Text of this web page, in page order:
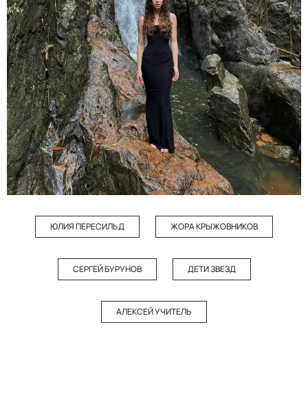
ЮЛИЯ ПЕРЕСИЛЬД ЖОРА КРЫЖОВНИКОВ
СЕРГЕЙ БУРУНОВ ДЕТИ ЗВЕЗД
АЛЕКСЕЙ УЧИТЕЛЬ